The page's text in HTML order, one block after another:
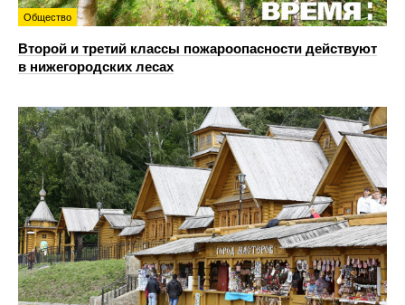
Общество
Второй и третий классы пожароопасности действуют
в нижегородских лесах